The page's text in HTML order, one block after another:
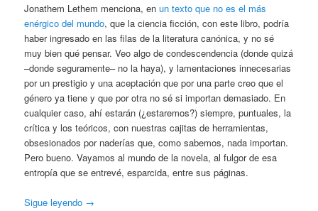
Jonathem Lethem menciona, enun texto que no es el más
enérgico del mundo, que la ciencia ficción, con este libro, podría
haber ingresado en las filas de la literatura canónica, y no sé
muy bien qué pensar. Veo algo de condescendencia (donde quizá
–donde seguramente– no la haya), y lamentaciones innecesarias
por un prestigio y una aceptación que por una parte creo que el
género ya tiene y que por otra no sé si importan demasiado. En
cualquier caso, ahí estarán (¿estaremos?) siempre, puntuales, la
crítica y los teóricos, con nuestras cajitas de herramientas,
obsesionados por naderías que, como sabemos, nada importan.
Pero bueno. Vayamos al mundo de la novela, al fulgor de esa
entropía que se entrevé, esparcida, entre sus páginas.
Sigue leyendo →